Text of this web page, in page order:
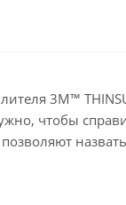
3M™
чтобы